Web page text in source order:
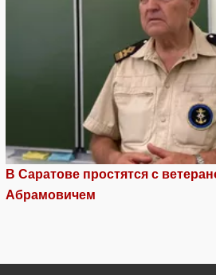
В Саратове простятся с
Абрамовичем